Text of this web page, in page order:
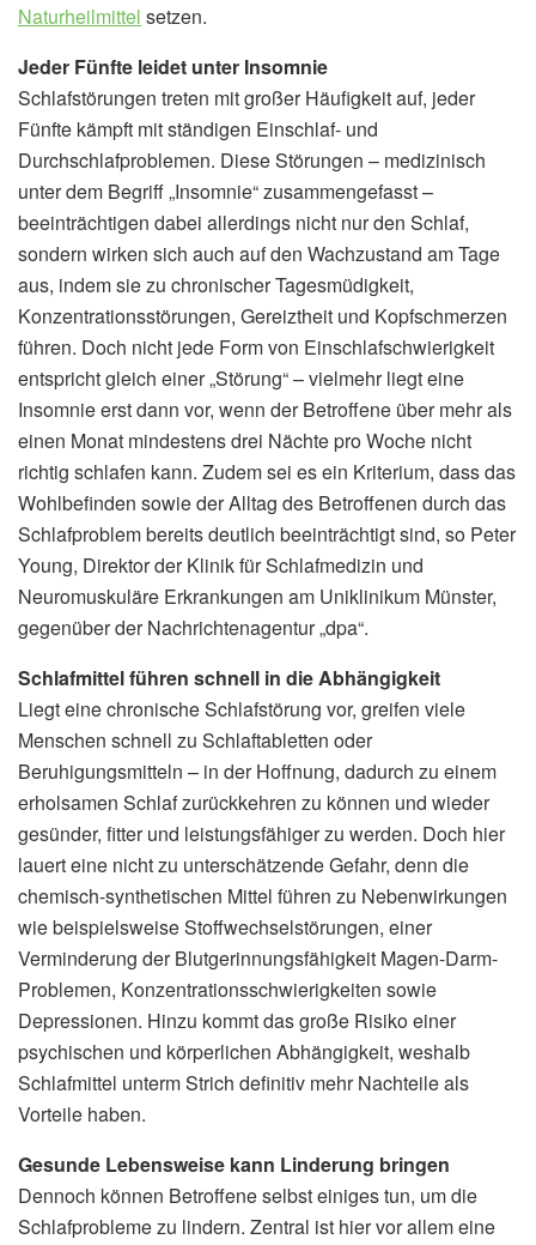
Naturheilmittel setzen.
Jeder Fünfte leidet unter Insomnie
Schlafstörungen treten mit großer Häufigkeit auf, jeder
Fünfte kämpft mit ständigen Einschlaf- und
Durchschlafproblemen. Diese Störungen – medizinisch
unter dem Begriff „Insomnie“ zusammengefasst –
beeinträchtigen dabei allerdings nicht nur den Schlaf,
sondern wirken sich auch auf den Wachzustand am Tage
aus, indem sie zu chronischer Tagesmüdigkeit,
Konzentrationsstörungen, Gereiztheit und Kopfschmerzen
führen. Doch nicht jede Form von Einschlafschwierigkeit
entspricht gleich einer „Störung“ – vielmehr liegt eine
Insomnie erst dann vor, wenn der Betroffene über mehr als
einen Monat mindestens drei Nächte pro Woche nicht
richtig schlafen kann. Zudem sei es ein Kriterium, dass das
Wohlbefinden sowie der Alltag des Betroffenen durch das
Schlafproblem bereits deutlich beeinträchtigt sind, so Peter
Young, Direktor der Klinik für Schlafmedizin und
Neuromuskuläre Erkrankungen am Uniklinikum Münster,
gegenüber der Nachrichtenagentur „dpa“.
Schlafmittel führen schnell in die Abhängigkeit
Liegt eine chronische Schlafstörung vor, greifen viele
Menschen schnell zu Schlaftabletten oder
Beruhigungsmitteln – in der Hoffnung, dadurch zu einem
erholsamen Schlaf zurückkehren zu können und wieder
gesünder, fitter und leistungsfähiger zu werden. Doch hier
lauert eine nicht zu unterschätzende Gefahr, denn die
chemisch-synthetischen Mittel führen zu Nebenwirkungen
wie beispielsweise Stoffwechselstörungen, einer
Verminderung der Blutgerinnungsfähigkeit Magen-Darm-
Problemen, Konzentrationsschwierigkeiten sowie
Depressionen. Hinzu kommt das große Risiko einer
psychischen und körperlichen Abhängigkeit, weshalb
Schlafmittel unterm Strich definitiv mehr Nachteile als
Vorteile haben.
Gesunde Lebensweise kann Linderung bringen
Dennoch können Betroffene selbst einiges tun, um die
Schlafprobleme zu lindern. Zentral ist hier vor allem eine